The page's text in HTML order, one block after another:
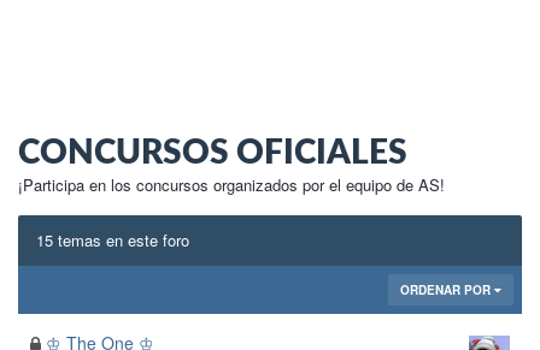
CONCURSOS OFICIALES
¡Participa en los concursos organizados por el equipo de AS!
15 temas en este foro
ORDENAR POR
♔ The One ♔